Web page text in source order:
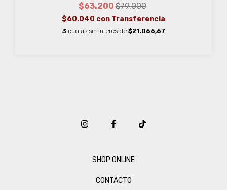
$63.200$79.000
$60.040 con Transferencia
3 cuotas sin interés de $21.066,67
SHOP ONLINE
CONTACTO